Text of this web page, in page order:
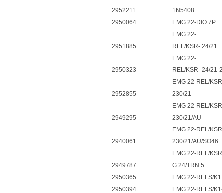
2952211
1N5408
2950064
EMG 22-DIO 7P
2951885
EMG 22-
REL/KSR- 24/21
2950323
EMG 22-
REL/KSR- 24/21-
2952855
EMG 22-REL/
230/21
2949295
EMG 22-REL/
230/21/AU
2940061
EMG 22-REL/
230/21/AU/SO46
2949787
EMG 22-REL/
G 24/TRN 5
2950365
EMG 22-RELS/K1
2950394
EMG 22-RELS/